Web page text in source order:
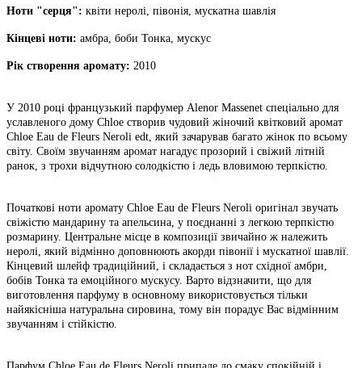
Ноти "серця": квіти неролі, півонія, мускатна шавлія
Кінцеві ноти: амбра, боби Тонка, мускус
Рік створення аромату: 2010
У 2010 році французький парфумер Alenor Massenet спеціально для
уславленого дому Chloe створив чудовий жіночий квітковий аромат
Chloe Eau de Fleurs Neroli edt, який зачарував багато жінок по всьому
світу. Своїм звучанням аромат нагадує прозорий і свіжий літній
ранок, з трохи відчутною солодкістю і ледь вловимою терпкістю.
Початкові ноти аромату Chloe Eau de Fleurs Neroli оригінал звучать
свіжістю мандарину та апельсина, у поєднанні з легкою терпкістю
розмарину. Центральне місце в композиції звичайно ж належить
неролі, який відмінно доповнюють акорди півонії і мускатної шавлії.
Кінцевий шлейф традиційний, і складається з нот східної амбри,
бобів Тонка та емоційного мускусу. Варто відзначити, що для
виготовлення парфуму в основному використовується тільки
найякісніша натуральна сировина, тому він порадує Вас відмінним
звучанням і стійкістю.